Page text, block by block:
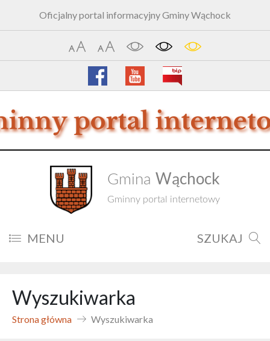
Oficjalny portal informacyjny Gminy Wąchock
Gmina Wąchock
Gminny portal internetowy
MENU SZUKAJ
Wyszukiwarka
Strona główna Wyszukiwarka